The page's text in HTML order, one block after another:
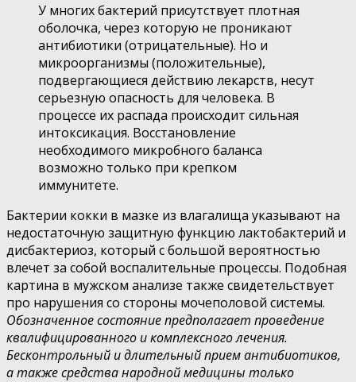
У многих бактерий присутствует плотная
оболочка, через которую не проникают
антибиотики (отрицательные). Но и
микроорганизмы (положительные),
подвергающиеся действию лекарств, несут
серьезную опасность для человека. В
процессе их распада происходит сильная
интоксикация. Восстановление
необходимого микробного баланса
возможно только при крепком
иммунитете.
Бактерии кокки в мазке из влагалища указывают на
недостаточную защитную функцию лактобактерий и
дисбактериоз, который с большой вероятностью
влечет за собой воспалительные процессы. Подобная
картина в мужском анализе также свидетельствует
про нарушения со стороны мочеполовой системы.
Обозначенное состояние предполагает проведение
квалифицированного и комплексного лечения.
Бесконтрольный и длительный прием антибиотиков,
а также средства народной медицины только